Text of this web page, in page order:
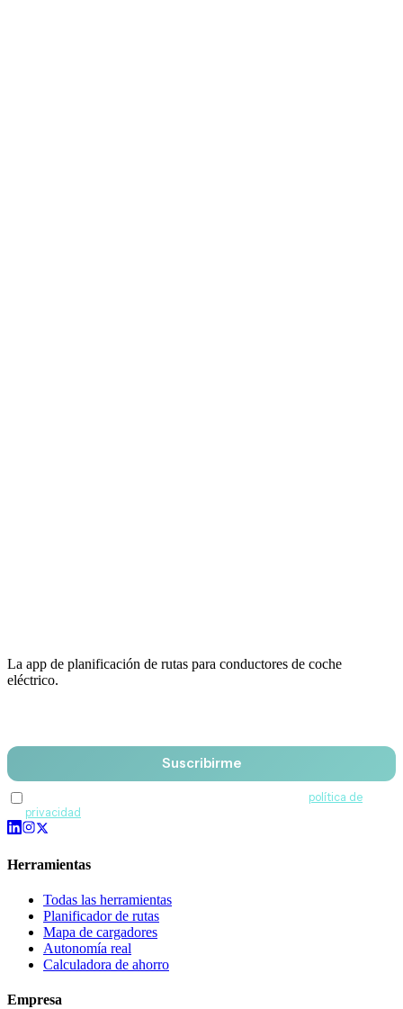
La app de planificación de rutas para conductores de coche
eléctrico.
Suscribirme
política de
privacidad
Herramientas
Todas las herramientas
Planificador de rutas
Mapa de cargadores
Autonomía real
Calculadora de ahorro
Empresa